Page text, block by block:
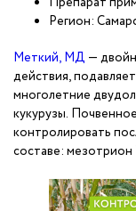
Регион:
Меткий, МД —
действия,
многолетние
кукурузы.
контролировать
составе: мезотрион